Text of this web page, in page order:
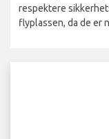
respektere
flyplassen, da de er